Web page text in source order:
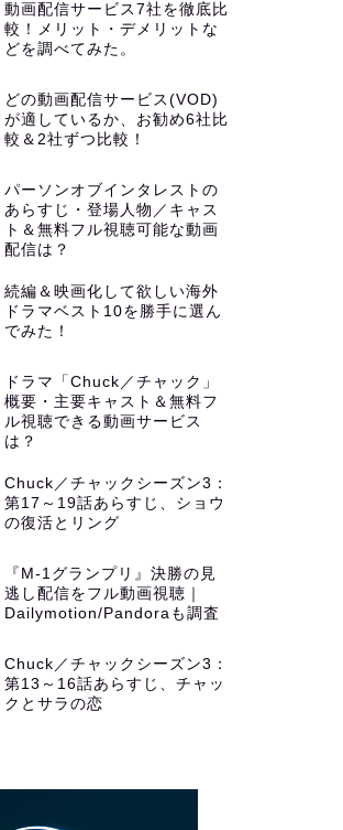
動画配信サービス7社を徹底比
較！メリット・デメリットな
どを調べてみた。
どの動画配信サービス(VOD)
が適しているか、お勧め6社比
較＆2社ずつ比較！
パーソンオブインタレストの
あらすじ・登場人物／キャス
ト＆無料フル視聴可能な動画
配信は？
続編＆映画化して欲しい海外
ドラマベスト10を勝手に選ん
でみた！
ドラマ「Chuck／チャック」
概要・主要キャスト＆無料フ
ル視聴できる動画サービス
は？
Chuck／チャックシーズン3：
第17～19話あらすじ、ショウ
の復活とリング
『M-1グランプリ』決勝の見
逃し配信をフル動画視聴｜
Dailymotion/Pandoraも調査
Chuck／チャックシーズン3：
第13～16話あらすじ、チャッ
クとサラの恋